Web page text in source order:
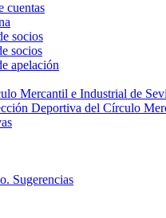
cuentas
socios
socios
apelación
Mercantil e Industrial de
Deportiva del Círculo
Sugerencias